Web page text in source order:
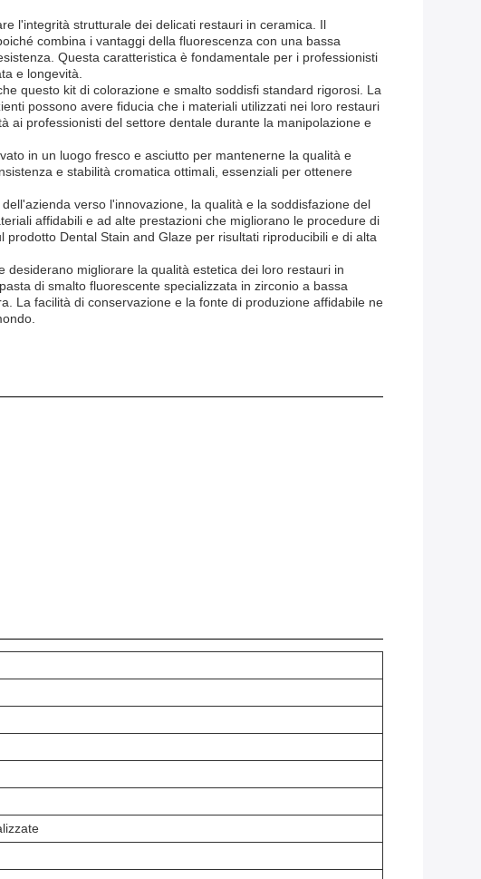
l'integrità strutturale dei delicati restauri in ceramica. Il
combina i vantaggi della fluorescenza con una bassa
Questa caratteristica è fondamentale per i professionisti
e longevità.
questo kit di colorazione e smalto soddisfi standard rigorosi. La
possono avere fiducia che i materiali utilizzati nei loro restauri
ai professionisti del settore dentale durante la manipolazione e
in un luogo fresco e asciutto per mantenerne la qualità e
e stabilità cromatica ottimali, essenziali per ottenere
verso l'innovazione, la qualità e la soddisfazione del
affidabili e ad alte prestazioni che migliorano le procedure di
Dental Stain and Glaze per risultati riproducibili e di alta
migliorare la qualità estetica dei loro restauri in
di smalto fluorescente specializzata in zirconio a bassa
La facilità di conservazione e la fonte di produzione affidabile ne